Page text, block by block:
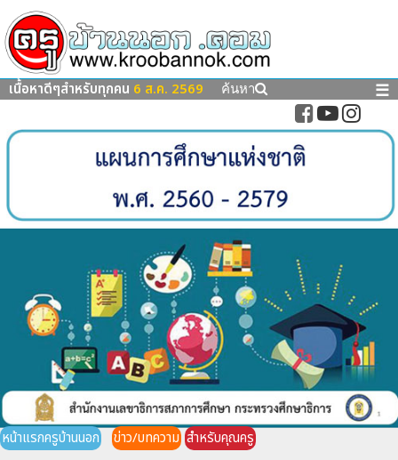
เนื้อหาดีๆสำหรับทุกคน 6 ส.ค. 2569 ค้นหา ☰
หน้าแรกครูบ้านนอก ข่าว/บทความ สำหรับคุณครู